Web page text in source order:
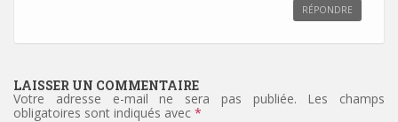
RÉPONDRE
LAISSER UN COMMENTAIRE
Votre adresse e-mail ne sera pas publiée.
Les champs
obligatoires sont indiqués avec *